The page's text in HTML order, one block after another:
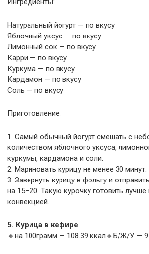
Ингредиенты:
Натуральный йогурт — по вкусу
Яблочный уксус — по вкусу
Лимонный сок — по вкусу
Карри — по вкусу
Куркума — по вкусу
Кардамон — по вкусу
Соль — по вкусу
Приготовление:
1. Самый обычный йогурт смешать с
количеством яблочного уксуса,
куркумы, кардамона и соли.
2. Мариновать курицу не менее 30 минут.
3. Завернуть курицу в фольгу и
на 15–20. Такую курочку готовить лучше
конвекцией.
5. Курица в кефире
🔸на 100грамм — 108.39 ккал🔸Б/Ж/У —